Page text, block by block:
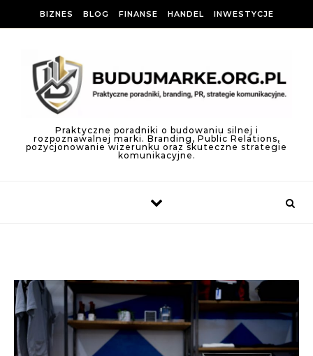
BIZNES BLOG FINANSE HANDEL INWESTYCJE
Praktyczne poradniki o budowaniu silnej i
rozpoznawalnej marki. Branding, Public Relations,
pozycjonowanie wizerunku oraz skuteczne strategie
komunikacyjne.